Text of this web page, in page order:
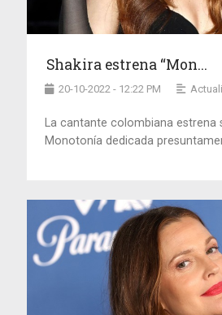
Shakira estrena “Mon...
20-10-2022 - 12:22 PM
La cantante colombiana estrena
Monotonía dedicada